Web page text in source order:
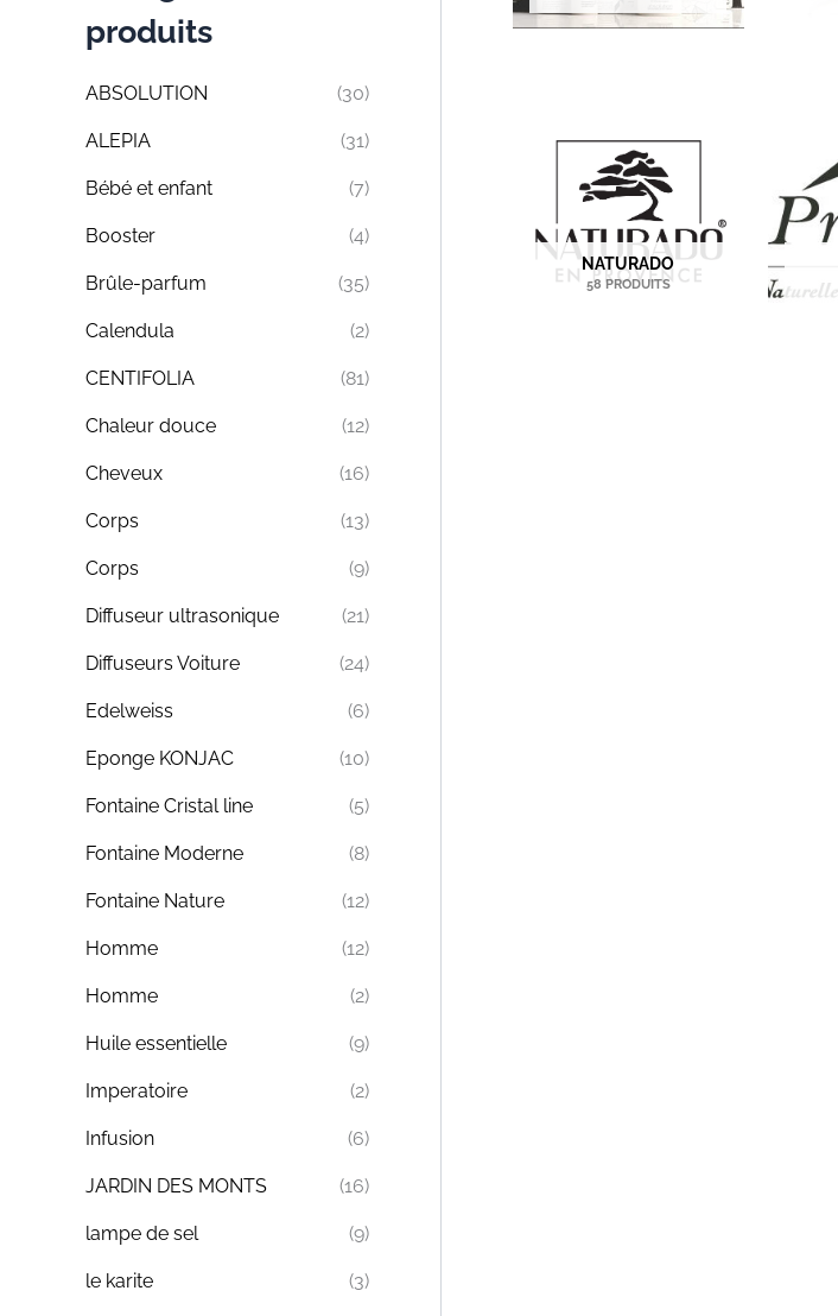
produits
ABSOLUTION (30)
ALEPIA (31)
Bébé et enfant (7)
Booster (4)
Brûle-parfum (35)
Calendula (2)
CENTIFOLIA (81)
Chaleur douce (12)
Cheveux (16)
Corps (13)
Corps (9)
Diffuseur ultrasonique (21)
Diffuseurs Voiture (24)
Edelweiss (6)
Eponge KONJAC (10)
Fontaine Cristal line (5)
Fontaine Moderne (8)
Fontaine Nature (12)
Homme (12)
Homme (2)
Huile essentielle (9)
Imperatoire (2)
Infusion (6)
JARDIN DES MONTS (16)
lampe de sel (9)
le karite (3)
NATURADO
58 PRODUITS